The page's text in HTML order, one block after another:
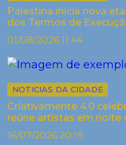
Palestina inicia nova
dos Termos de
criativa dos arti...
01/08/2026 11:44
NOTICIAS DA CIDADE
Criativamente 4.0
reúne artistas em noite
em Palestina
16/07/2026 20:19